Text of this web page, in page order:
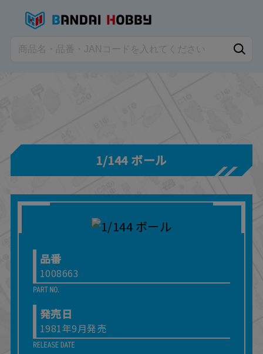
1/144 ボール
品番
1008663
発売日
1981年9月発売